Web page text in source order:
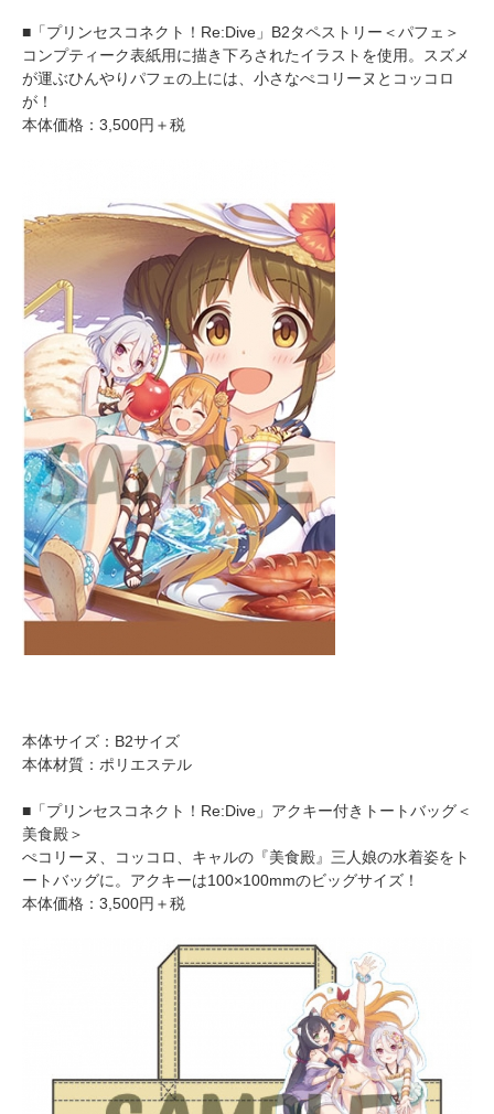
■「プリンセスコネクト！Re:Dive」B2タペストリー＜パフェ＞
コンプティーク表紙用に描き下ろされたイラストを使用。スズメ
が運ぶひんやりパフェの上には、小さなぺコリーヌとコッコロ
が！
本体価格：3,500円＋税
本体サイズ：B2サイズ
本体材質：ポリエステル
■「プリンセスコネクト！Re:Dive」アクキー付きトートバッグ＜
美食殿＞
ぺコリーヌ、コッコロ、キャルの『美食殿』三人娘の水着姿をト
ートバッグに。アクキーは100×100mmのビッグサイズ！
本体価格：3,500円＋税